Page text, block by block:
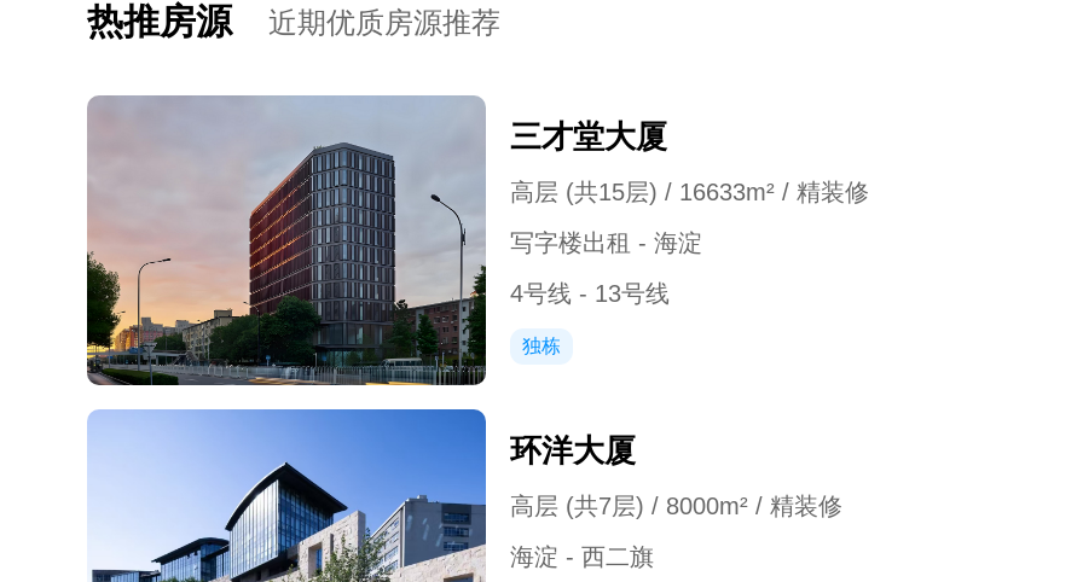
热推房源 近期优质房源推荐
三才堂大厦
高层 (共15层) / 16633m² / 精装修
写字楼出租 - 海淀
4号线 - 13号线
独栋
环洋大厦
高层 (共7层) / 8000m² / 精装修
海淀 - 西二旗